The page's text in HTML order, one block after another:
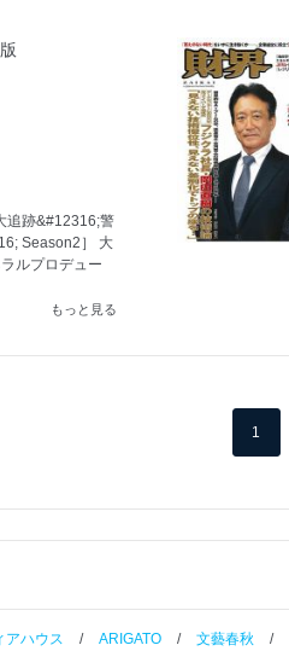
追跡&#12316;警
Season2］ 大
ルプロデュー
もっと見る
1
アハウス / ARIGATO / 文藝春秋 /